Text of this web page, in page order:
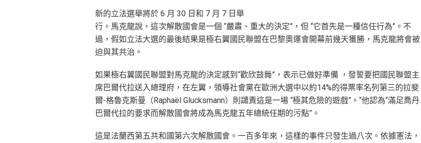
新的立法選舉將於 6 月 30 日和 7 月 7 日舉
行。馬克龍說，這次解散國會是一個 “嚴肅、重大的決定”，但 “它首先是一種信任行為”。不
過，假如立法大選的最後結果是極右翼國民聯盟在巴黎奧運會開幕前幾天獲勝，馬克龍將會被
迫與其共治。
如果極右翼國民聯盟對馬克龍的決定感到“歡欣鼓舞”，表示已做好準備 ，發誓要把國民聯盟主
席巴爾代拉送入總理府，在左翼，領導社會黨在歐洲大選中以約14%的得票率名列第三的拉斐
爾-格魯克斯曼（Raphaël Glucksmann）則譴責這是一場 “極其危險的遊戲”。“他認為“滿足喬丹.
巴爾代拉的要求而解散國會將成為馬克龍五年總統任期的污點”。
這是法蘭西第五共和國第六次解散國會。一百多年來，這樣的事件只發生過八次。依據憲法，